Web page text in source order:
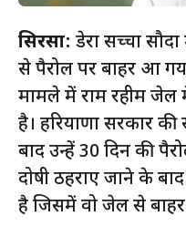
सिरसा: डेरा सच्चा
से पैरोल पर बाहर आ
मामले में राम रहीम जेल
है। हरियाणा सरकार की
बाद उन्हें 30 दिन की
दोषी ठहराए जाने के
है जिसमें वो जेल से